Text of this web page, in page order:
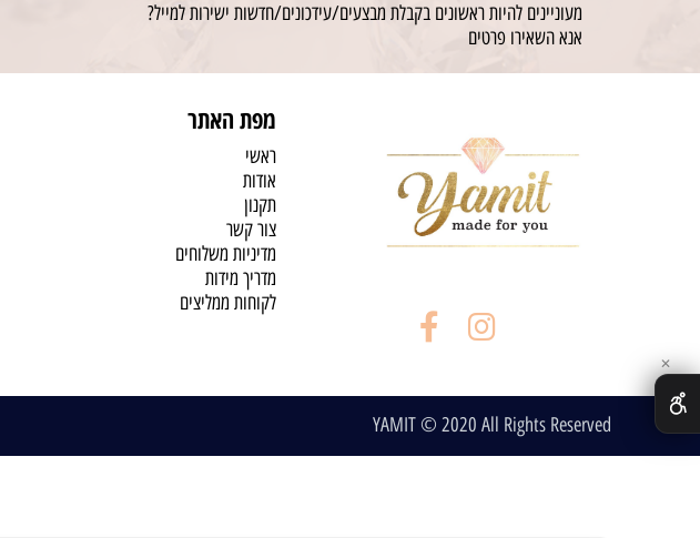
מעוניינים להיות ראשונים בקבלת מבצעים/עידכונים/חדשות ישירות למייל?
אנא השאירו פרטים
מפת האתר
ראשי
אודות
תקנון
צור קשר
מדיניות משלוחים
מדריך מידות
לקוחות ממליצים
YAMIT © 2020 All Rights Reserved
✕